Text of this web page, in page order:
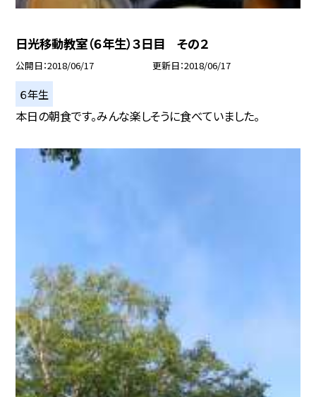
日光移動教室（６年生）３日目 その２
公開日 2018/06/17 更新日 2018/06/17
６年生
本日の朝食です。みんな楽しそうに食べていました。